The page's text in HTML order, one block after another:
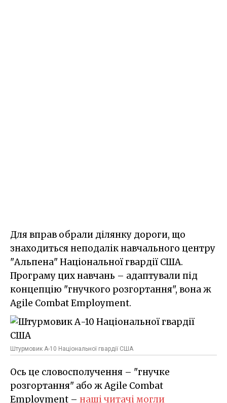
Для вправ обрали ділянку дороги, що
знаходиться неподалік навчального центру
"Альпена" Національної гвардії США.
Програму цих навчань – адаптували під
концепцію "гнучкого розгортання", вона ж
Agile Combat Employment.
Штурмовик А-10 Національної гвардії США
Ось це словосполучення – "гнучке
розгортання" або ж Agile Combat
Employment – наші читачі могли